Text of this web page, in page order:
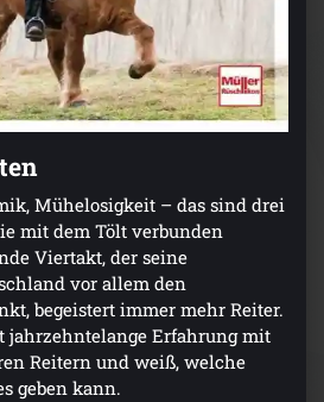
Mühelosigkeit – das sind drei
mit dem Tölt verbunden
Viertakt, der seine
vor allem den
begeistert immer mehr Reiter.
jahrzehntelange Erfahrung mit
Reitern und weiß, welche
geben kann.